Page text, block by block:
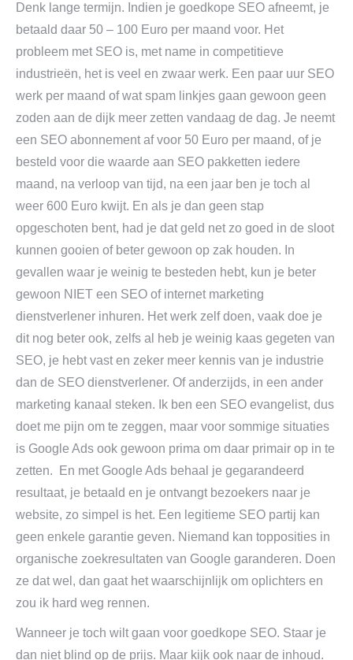
Denk lange termijn. Indien je goedkope SEO afneemt, je
betaald daar 50 – 100 Euro per maand voor. Het
probleem met SEO is, met name in competitieve
industrieën, het is veel en zwaar werk. Een paar uur SEO
werk per maand of wat spam linkjes gaan gewoon geen
zoden aan de dijk meer zetten vandaag de dag. Je neemt
een SEO abonnement af voor 50 Euro per maand, of je
besteld voor die waarde aan SEO pakketten iedere
maand, na verloop van tijd, na een jaar ben je toch al
weer 600 Euro kwijt. En als je dan geen stap
opgeschoten bent, had je dat geld net zo goed in de sloot
kunnen gooien of beter gewoon op zak houden. In
gevallen waar je weinig te besteden hebt, kun je beter
gewoon NIET een SEO of internet marketing
dienstverlener inhuren. Het werk zelf doen, vaak doe je
dit nog beter ook, zelfs al heb je weinig kaas gegeten van
SEO, je hebt vast en zeker meer kennis van je industrie
dan de SEO dienstverlener. Of anderzijds, in een ander
marketing kanaal steken. Ik ben een SEO evangelist, dus
doet me pijn om te zeggen, maar voor sommige situaties
is Google Ads ook gewoon prima om daar primair op in te
zetten. En met Google Ads behaal je gegarandeerd
resultaat, je betaald en je ontvangt bezoekers naar je
website, zo simpel is het. Een legitieme SEO partij kan
geen enkele garantie geven. Niemand kan topposities in
organische zoekresultaten van Google garanderen. Doen
ze dat wel, dan gaat het waarschijnlijk om oplichters en
zou ik hard weg rennen.
Wanneer je toch wilt gaan voor goedkope SEO. Staar je
dan niet blind op de prijs. Maar kijk ook naar de inhoud.